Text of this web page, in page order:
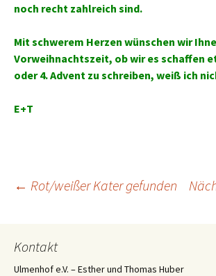
noch recht zahlreich sind.
Mit schwerem Herzen wünschen wir
Vorweihnachtszeit, ob wir es schaffen
oder 4. Advent zu schreiben, weiß ich
E+T
Beitrags-
Navigation
← Rot/weißer Kater gefunden
Kontakt
Ulmenhof e.V. – Esther und Thomas Huber